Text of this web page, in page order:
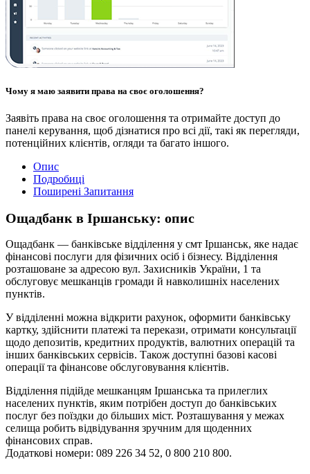
Чому я маю заявити права на своє оголошення?
Заявіть права на своє оголошення та отримайте доступ до
панелі керування, щоб дізнатися про всі дії, такі як перегляди,
потенційних клієнтів, огляди та багато іншого.
Опис
Подробиці
Поширені Запитання
Ощадбанк в Іршанську: опис
Ощадбанк — банківське відділення у смт Іршанськ, яке надає
фінансові послуги для фізичних осіб і бізнесу. Відділення
розташоване за адресою вул. Захисників України, 1 та
обслуговує мешканців громади й навколишніх населених
пунктів.
У відділенні можна відкрити рахунок, оформити банківську
картку, здійснити платежі та перекази, отримати консультації
щодо депозитів, кредитних продуктів, валютних операцій та
інших банківських сервісів. Також доступні базові касові
операції та фінансове обслуговування клієнтів.
Відділення підійде мешканцям Іршанська та прилеглих
населених пунктів, яким потрібен доступ до банківських
послуг без поїздки до більших міст. Розташування у межах
селища робить відвідування зручним для щоденних
фінансових справ.
Додаткові номери: 089 226 34 52, 0 800 210 800.